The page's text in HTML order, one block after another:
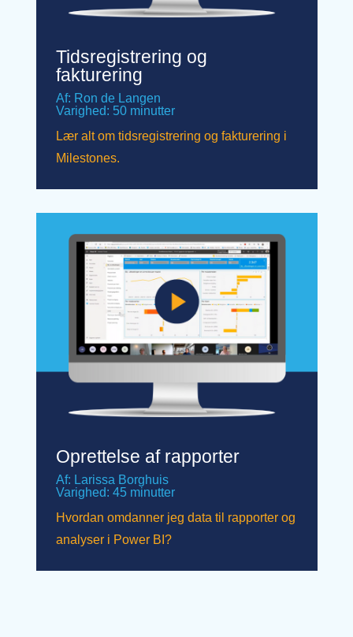
Tidsregistrering og
fakturering
Af: Ron de Langen
Varighed: 50 minutter
Lær alt om tidsregistrering og fakturering i
Milestones.
Oprettelse af rapporter
Af: Larissa Borghuis
Varighed: 45 minutter
Hvordan omdanner jeg data til rapporter og
analyser i Power BI?